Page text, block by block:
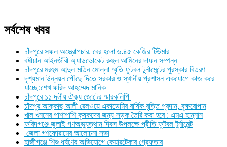
সর্বশেষ খবর
চাঁদপুরে সফল অস্ত্রোপচার, বের হলো ৬.৪৫ কেজির টিউমার
বর্ষীয়ান আইনজীবী অ্যাডভোকেট রুহুল আমিনের দাফন সম্পন্ন
চাঁদপুরে মরহুম আব্দুল মতিন মোল্লা স্মৃতি ফুটবল টুর্নামেন্টের পুরস্কার বিতরণ
দৃশ্যমান উন্নয়ন পৌঁছে দিতে সরকার ও স্থানীয় প্রশাসন একযোগে কাজ করে
যাচ্ছে:শেখ ফরিদ আহম্মেদ মানিক
চাঁদপুরে ১১ দলীয় ঐক্য জোটের স্মারকলিপি
চাঁদপুর আক্কাছ আলী রেলওয়ে একাডেমির বার্ষিক বৃত্তি প্রদান, বৃক্ষরোপান
খাল খননের পাশাপাশি কৃষকদের জন্য সড়ক তৈরি করা হবে : এমএ হান্নান
ফরিদগঞ্জে জুলাই গণঅভ্যুত্থান দিবস উপলক্ষে প্রীতি ফুটবল টুর্নামেন্ট
জেলা গণফোরামের আলোচনা সভা
হাজীগঞ্জে শিশু ধর্ষণের অভিযোগে কেয়ারটেকার গ্রেফতার